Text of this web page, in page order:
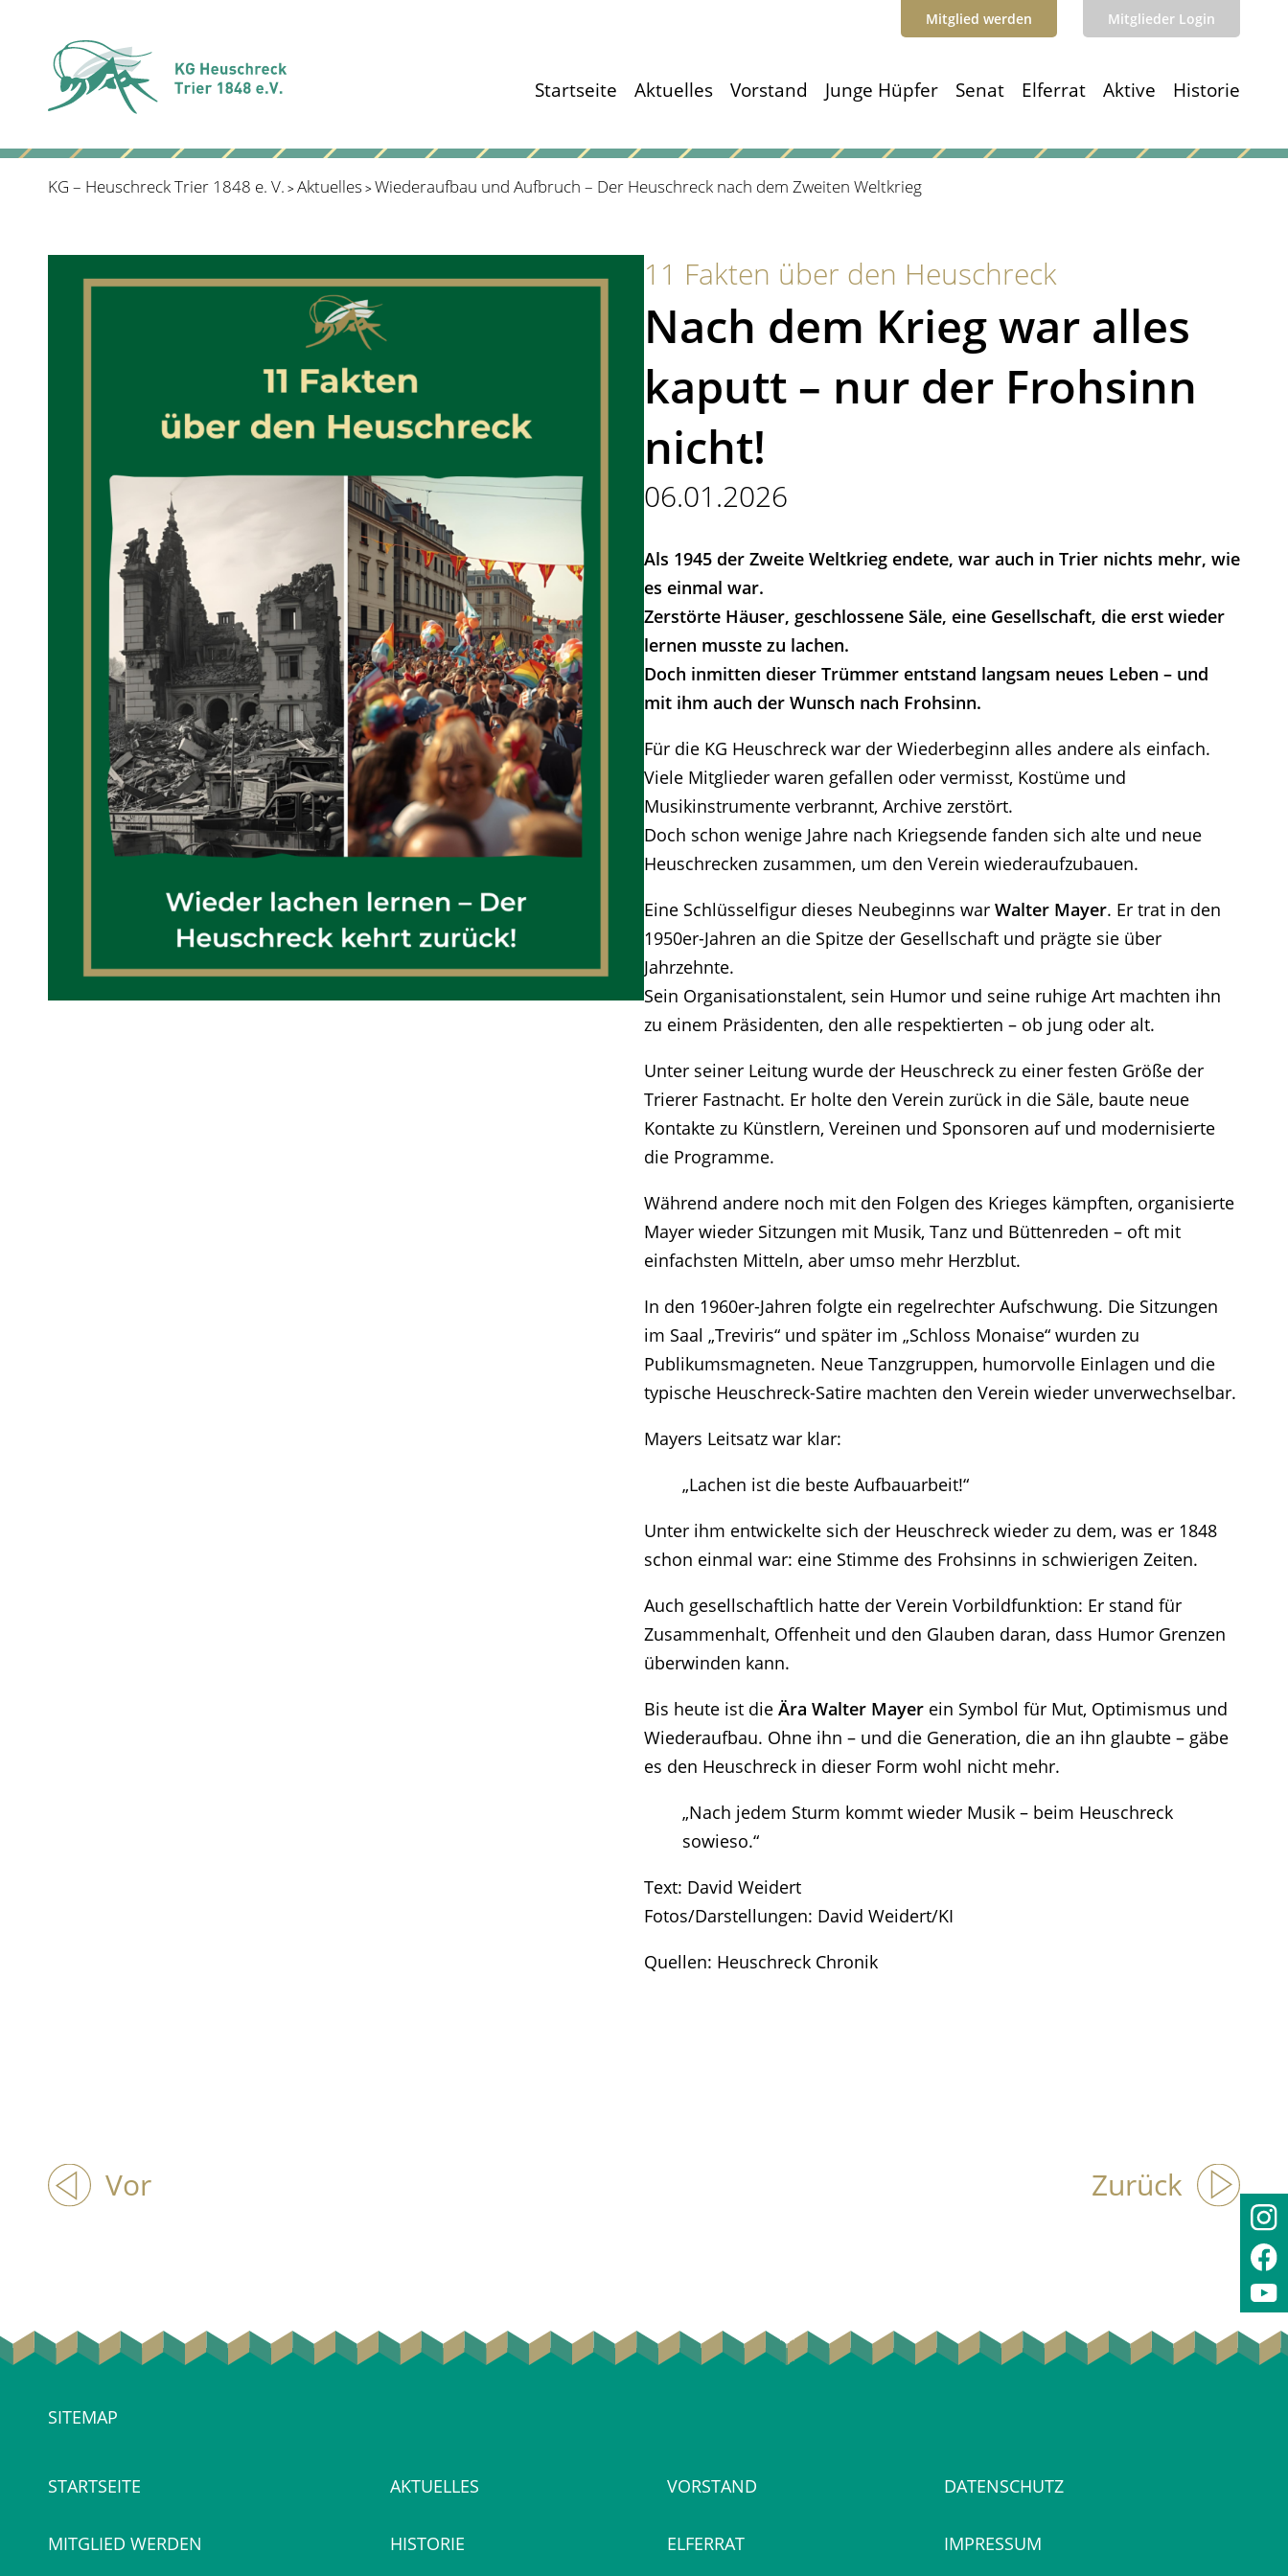
Mitglied werden Mitglieder Login
Startseite Aktuelles Vorstand Junge Hüpfer Senat Elferrat Aktive Historie
KG – Heuschreck Trier 1848 e. V. >Aktuelles >Wiederaufbau und Aufbruch – Der Heuschreck nach dem Zweiten Weltkrieg
11 Fakten über den Heuschreck
Nach dem Krieg war alles
kaputt – nur der Frohsinn
nicht!
06.01.2026
Als 1945 der Zweite Weltkrieg endete, war auch in Trier nichts mehr, wie
es einmal war.
Zerstörte Häuser, geschlossene Säle, eine Gesellschaft, die erst wieder
lernen musste zu lachen.
Doch inmitten dieser Trümmer entstand langsam neues Leben – und
mit ihm auch der Wunsch nach Frohsinn.
Für die KG Heuschreck war der Wiederbeginn alles andere als einfach.
Viele Mitglieder waren gefallen oder vermisst, Kostüme und
Musikinstrumente verbrannt, Archive zerstört.
Doch schon wenige Jahre nach Kriegsende fanden sich alte und neue
Heuschrecken zusammen, um den Verein wiederaufzubauen.
Eine Schlüsselfigur dieses Neubeginns war Walter Mayer. Er trat in den
1950er-Jahren an die Spitze der Gesellschaft und prägte sie über
Jahrzehnte.
Sein Organisationstalent, sein Humor und seine ruhige Art machten ihn
zu einem Präsidenten, den alle respektierten – ob jung oder alt.
Unter seiner Leitung wurde der Heuschreck zu einer festen Größe der
Trierer Fastnacht. Er holte den Verein zurück in die Säle, baute neue
Kontakte zu Künstlern, Vereinen und Sponsoren auf und modernisierte
die Programme.
Während andere noch mit den Folgen des Krieges kämpften, organisierte
Mayer wieder Sitzungen mit Musik, Tanz und Büttenreden – oft mit
einfachsten Mitteln, aber umso mehr Herzblut.
In den 1960er-Jahren folgte ein regelrechter Aufschwung. Die Sitzungen
im Saal „Treviris“ und später im „Schloss Monaise“ wurden zu
Publikumsmagneten. Neue Tanzgruppen, humorvolle Einlagen und die
typische Heuschreck-Satire machten den Verein wieder unverwechselbar.
Mayers Leitsatz war klar:
„Lachen ist die beste Aufbauarbeit!“
Unter ihm entwickelte sich der Heuschreck wieder zu dem, was er 1848
schon einmal war: eine Stimme des Frohsinns in schwierigen Zeiten.
Auch gesellschaftlich hatte der Verein Vorbildfunktion: Er stand für
Zusammenhalt, Offenheit und den Glauben daran, dass Humor Grenzen
überwinden kann.
Bis heute ist die Ära Walter Mayer ein Symbol für Mut, Optimismus und
Wiederaufbau. Ohne ihn – und die Generation, die an ihn glaubte – gäbe
es den Heuschreck in dieser Form wohl nicht mehr.
„Nach jedem Sturm kommt wieder Musik – beim Heuschreck
sowieso.“
Text: David Weidert
Fotos/Darstellungen: David Weidert/KI
Quellen: Heuschreck Chronik
Vor Zurück
SITEMAP
STARTSEITE
MITGLIED WERDEN
AKTUELLES
HISTORIE
VORSTAND
ELFERRAT
DATENSCHUTZ
IMPRESSUM